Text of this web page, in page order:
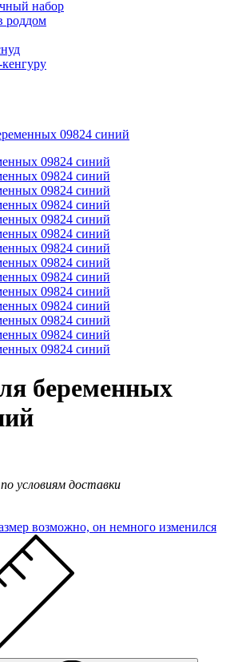
набор
роддом
09824 синий
беременных
условиям доставки
возможно, он немного изменился